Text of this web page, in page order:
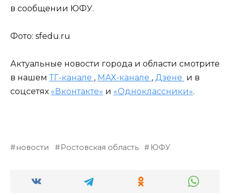
в сообщении ЮФУ.
Фото: sfedu.ru
Актуальные новости города и области смотрите
в нашем ТГ-канале , МАХ-канале , Дзене и в
соцсетях «Вконтакте» и «Одноклассники».
новости Ростовская область ЮФУ